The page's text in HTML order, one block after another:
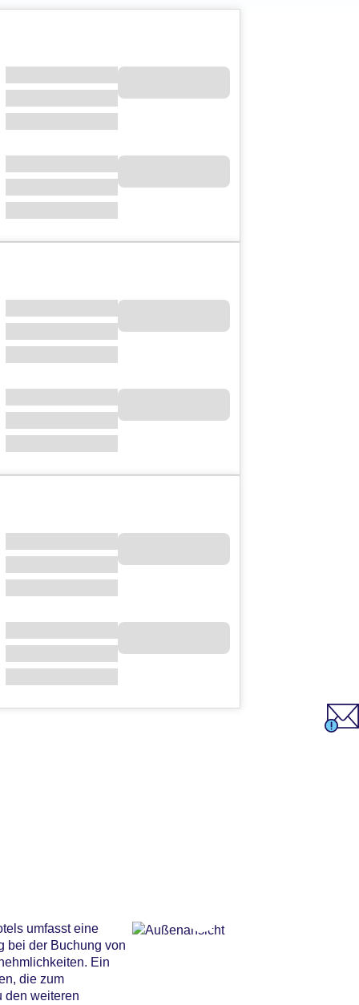
umfasst eine
bei der Buchung von
Ein
die zum
den weiteren